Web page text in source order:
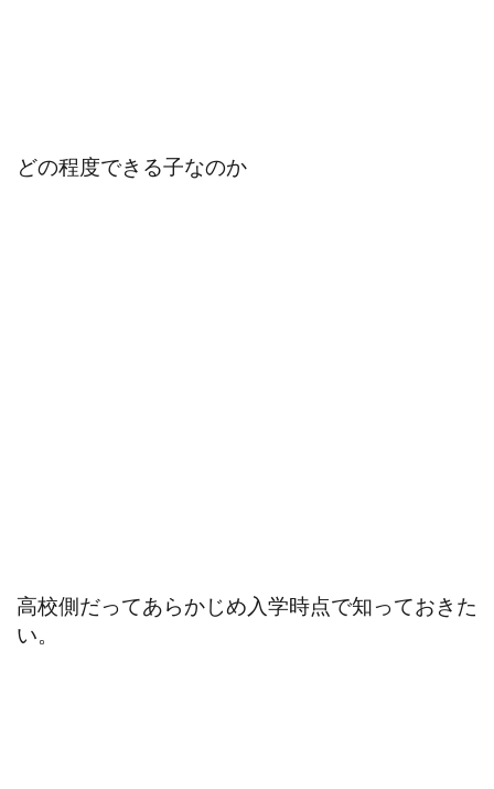
どの程度できる子なのか
高校側だってあらかじめ入学時点で知っておきた
い。